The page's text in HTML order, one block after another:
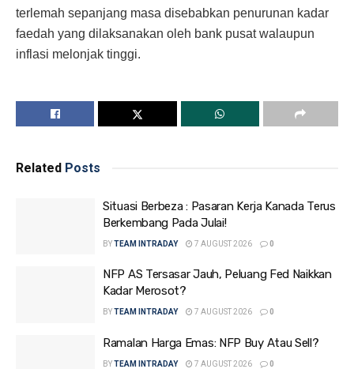
terlemah sepanjang masa disebabkan penurunan kadar
faedah yang dilaksanakan oleh bank pusat walaupun
inflasi melonjak tinggi.
Related Posts
Situasi Berbeza : Pasaran Kerja Kanada Terus
Berkembang Pada Julai!
BYTEAM INTRADAY 7 AUGUST 2026 0
NFP AS Tersasar Jauh, Peluang Fed Naikkan
Kadar Merosot?
BYTEAM INTRADAY 7 AUGUST 2026 0
Ramalan Harga Emas: NFP Buy Atau Sell?
BYTEAM INTRADAY 7 AUGUST 2026 0